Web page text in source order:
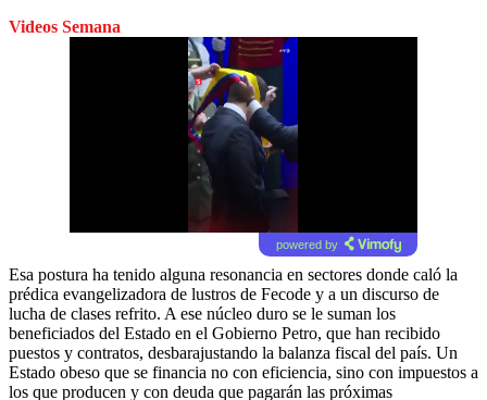
Videos Semana
powered by
Esa postura ha tenido alguna resonancia en sectores donde caló la
prédica evangelizadora de lustros de Fecode y a un discurso de
lucha de clases refrito. A ese núcleo duro se le suman los
beneficiados del Estado en el Gobierno Petro, que han recibido
puestos y contratos, desbarajustando la balanza fiscal del país. Un
Estado obeso que se financia no con eficiencia, sino con impuestos a
los que producen y con deuda que pagarán las próximas